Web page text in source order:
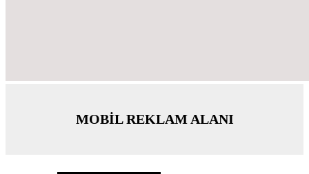
MOBİL REKLAM ALANI